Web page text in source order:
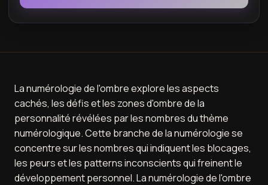
La numérologie de l'ombre explore les aspects
cachés, les défis et les zones d'ombre de la
personnalité révélées par les nombres du thème
numérologique. Cette branche de la numérologie se
concentre sur les nombres qui indiquent les blocages,
les peurs et les patterns inconscients qui freinent le
développement personnel. La numérologie de l'ombre